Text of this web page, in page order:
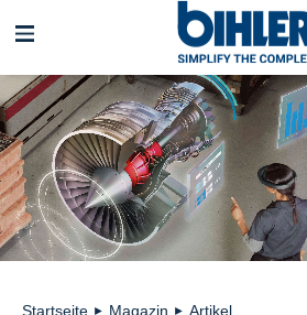
überspringen
Startseite ► Magazin ► Artikel